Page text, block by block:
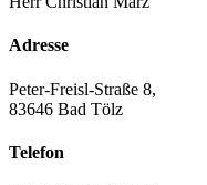
Adresse
Peter-Freisl-Straße 8,
83646 Bad Tölz
Telefon